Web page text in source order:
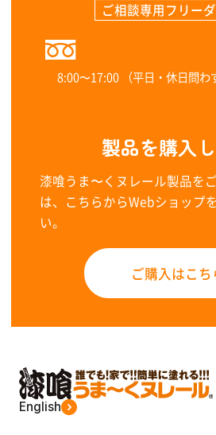
ご相談専用フリー
0120-
8:00〜17:00 （平日・休日問わ
製品を購入
漆喰うま〜くヌレール製品を
は、こちらからWebショップ
い。
ご購入はこち
English